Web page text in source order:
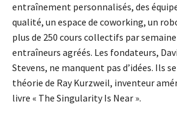
entraînement personnalisés, des
qualité, un espace de coworking, un
plus de 250 cours collectifs par
entraîneurs agréés. Les fondateurs,
Stevens, ne manquent pas d’idées. Ils
théorie de Ray Kurzweil, inventeur
livre « The Singularity Is Near ».